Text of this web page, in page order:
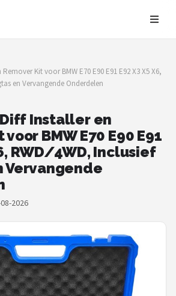
Kit voor BMW E70 E90 E91 E92 X3 X5 X6,
en Vervangende Onderdelen
Installer en
BMW E70 E90 E91
RWD/4WD, Inclusief
Vervangende
2026